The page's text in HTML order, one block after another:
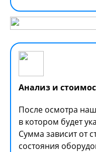
Анализ и
После осмотра
в котором будет
Сумма зависит от
состояния